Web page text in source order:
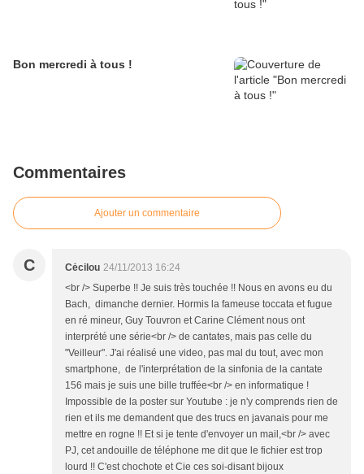
Bon mercredi à tous !
Commentaires
Ajouter un commentaire
C Cėcilou 24/11/2013 16:24
<br /> Superbe !! Je suis très touchée !! Nous en avons eu du
Bach, dimanche dernier. Hormis la fameuse toccata et fugue
en ré mineur, Guy Touvron et Carine Clément nous ont
interprété une série<br /> de cantates, mais pas celle du
"Veilleur". J'ai réalisé une video, pas mal du tout, avec mon
smartphone, de l'interprétation de la sinfonia de la cantate
156 mais je suis une bille truffée<br /> en informatique !
Impossible de la poster sur Youtube : je n'y comprends rien de
rien et ils me demandent que des trucs en javanais pour me
mettre en rogne !! Et si je tente d'envoyer un mail,<br /> avec
PJ, cet andouille de téléphone me dit que le fichier est trop
lourd !! C'est chochote et Cie ces soi-disant bijoux